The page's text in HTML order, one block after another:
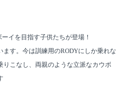
ーイを目指す子供たちが登場！
ます。今は訓練用のRODYにしか乗れな
りこなし、両親のような立派なカウボ